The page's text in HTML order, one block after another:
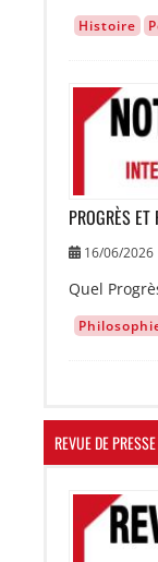
Histoire
Image
PROGRÈS ET
16/06/2026
Quel
REVUE DE PRESSE
Image